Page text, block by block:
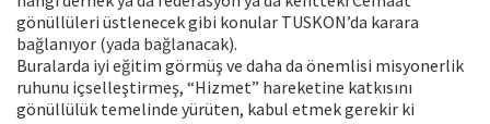
gönüllüleri üstlenecek gibi konular TUSKON’da karara
bağlanıyor (yada bağlanacak).
Buralarda iyi eğitim görmüş ve daha da önemlisi misyonerlik
ruhunu içselleştirmeş, “Hizmet” hareketine katkısını
gönüllülük temelinde yürüten, kabul etmek gerekir ki